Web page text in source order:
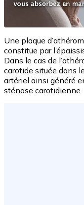
Une plaque
constitue par
Dans le cas de
carotide située dans
artériel ainsi généré
sténose carotidienne.